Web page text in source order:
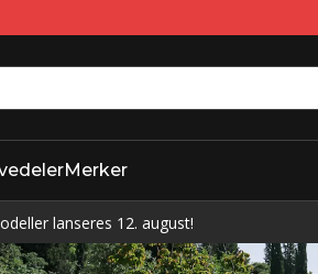
Merker
lanseres 12. august!